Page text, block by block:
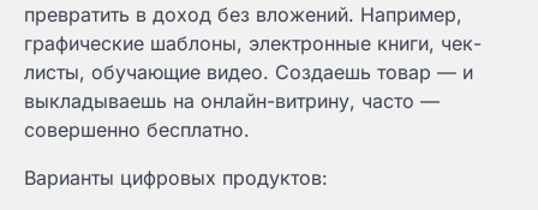
превратить в доход без вложений. Например,
графические шаблоны, электронные книги, чек-
листы, обучающие видео. Создаешь товар — и
выкладываешь на онлайн-витрину, часто —
совершенно бесплатно.
Варианты цифровых продуктов: